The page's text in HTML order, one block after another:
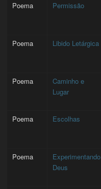
Poema Permissão
Poema
Libido Letárgica
Poema
Caminho e
Lugar
Poema
Escolhas
Poema
Experimentando
Deus